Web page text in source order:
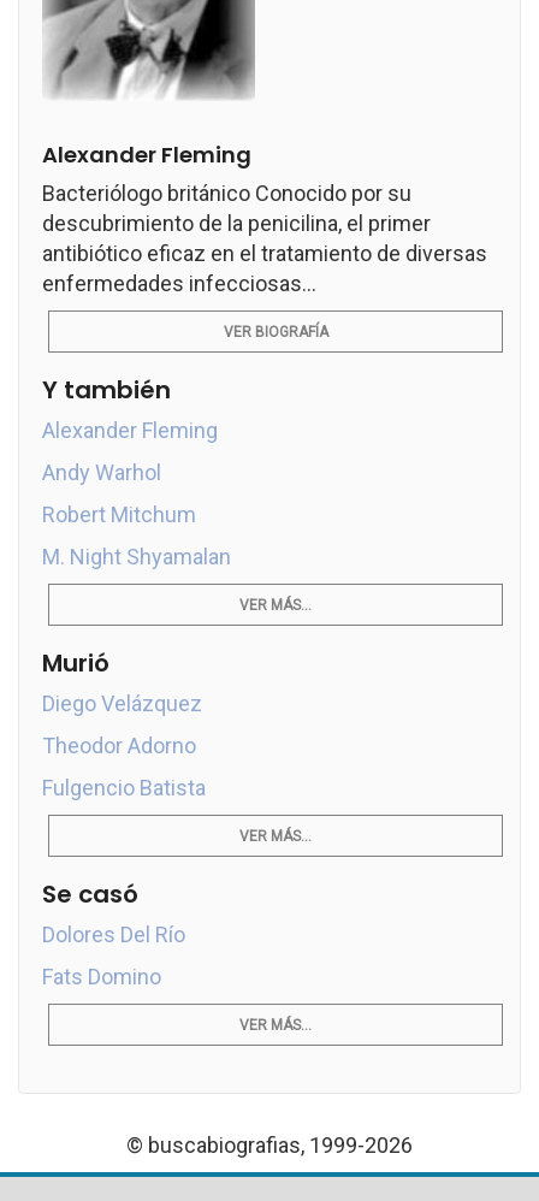
Alexander Fleming
Bacteriólogo británico Conocido por su
descubrimiento de la penicilina, el primer
antibiótico eficaz en el tratamiento de diversas
enfermedades infecciosas...
VER BIOGRAFÍA
Y también
Alexander Fleming
Andy Warhol
Robert Mitchum
M. Night Shyamalan
VER MÁS...
Murió
Diego Velázquez
Theodor Adorno
Fulgencio Batista
VER MÁS...
Se casó
Dolores Del Río
Fats Domino
VER MÁS...
© buscabiografias, 1999-2026